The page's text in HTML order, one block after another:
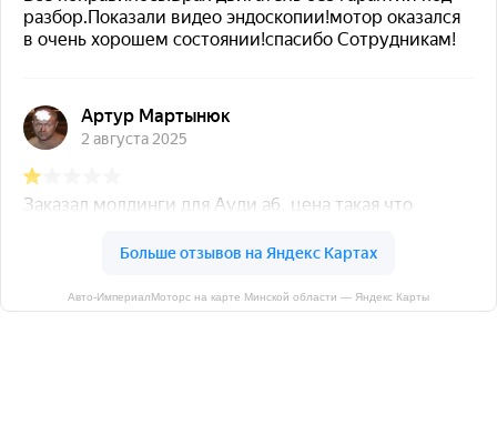
Авто-ИмпериалМоторс на карте Минской области — Яндекс Карты